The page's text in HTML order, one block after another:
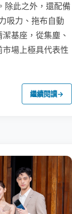
除此之外，還配備
吸力、拖布自動
基座，從集塵、
場上極具代表性
繼續閱讀→